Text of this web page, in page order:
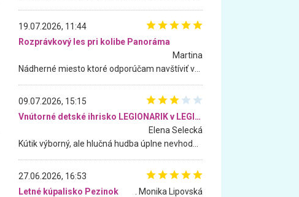
19.07.2026, 11:44
Rozprávkový les pri kolibe Panoráma
Martina
09.07.2026, 15:15
Vnútorné detské ihrisko LEGIONARIK v LEGIA Fitness
Elena Selecká
27.06.2026, 16:53
Letné kúpalisko Pezinok
. Monika Lipovská